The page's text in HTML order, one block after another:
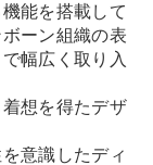
能を搭載して
ーン組織の表
幅広く取り入
想を得たデザ
意識したディ